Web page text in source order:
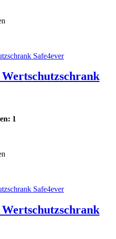
Wertschutzschrank
1
Wertschutzschrank